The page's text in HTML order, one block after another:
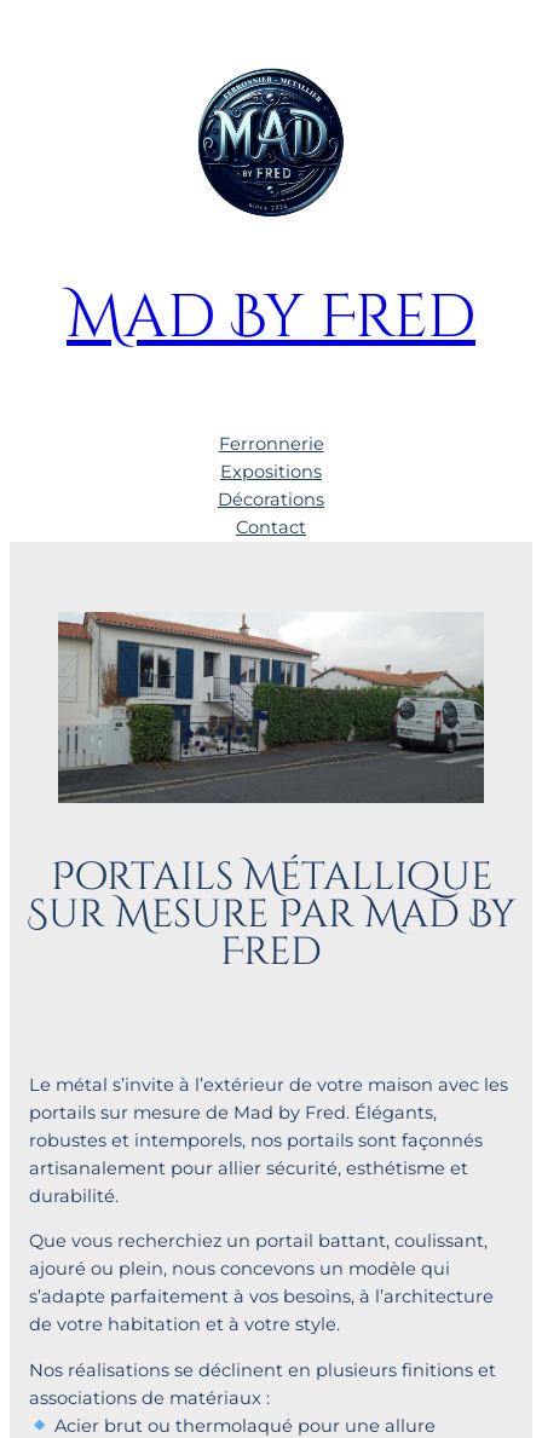
Mad By Fred
Ferronnerie
Expositions
Décorations
Contact
Portails Métallique
Sur Mesure Par Mad By
Fred
Le métal s’invite à l’extérieur de votre maison avec les
portails sur mesure de Mad by Fred. Élégants,
robustes et intemporels, nos portails sont façonnés
artisanalement pour allier sécurité, esthétisme et
durabilité.
Que vous recherchiez un portail battant, coulissant,
ajouré ou plein, nous concevons un modèle qui
s’adapte parfaitement à vos besoins, à l’architecture
de votre habitation et à votre style.
Nos réalisations se déclinent en plusieurs finitions et
associations de matériaux :
Acier brut ou thermolaqué pour une allure